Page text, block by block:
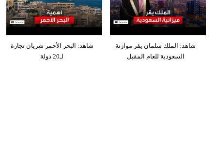
شاهد: البحر الأحمر شريان تجارة
لـ20 دولة
شاهد: الملك سلمان يقر موازنة
السعودية للعام المقبل